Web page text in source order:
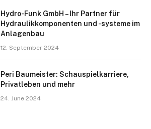
Hydro-Funk GmbH – Ihr Partner für
Hydraulikkomponenten und -systeme im
Anlagenbau
12. September 2024
Peri Baumeister: Schauspielkarriere,
Privatleben und mehr
24. June 2024